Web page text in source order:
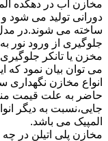
مخازن آب در دهکده
دورانی تولید می شود
ساخته می شوند.در
جلوگیری از ورود نور
مخزن یا تانکر
می توان بیان نمود که
انواع مخازن نگهداری
حاضر به علت قیمت
جایی،نسبت به دیگر
المپیک می باشد.
مخازن پلی اتیلن در